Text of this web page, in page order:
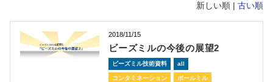
新しい順 | 古い順
2018/11/15
ビーズミルの今後の展望2
ビーズミル技術資料 all
コンタミネーション ボールミル